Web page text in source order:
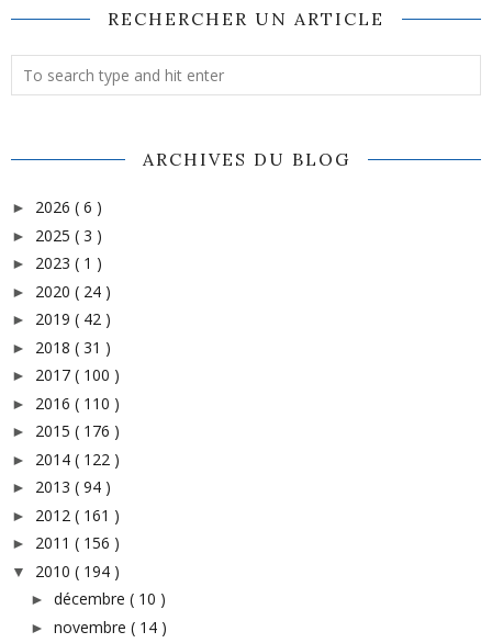
RECHERCHER UN ARTICLE
ARCHIVES DU BLOG
► 2026 ( 6 )
► 2025 ( 3 )
► 2023 ( 1 )
► 2020 ( 24 )
► 2019 ( 42 )
► 2018 ( 31 )
► 2017 ( 100 )
► 2016 ( 110 )
► 2015 ( 176 )
► 2014 ( 122 )
► 2013 ( 94 )
► 2012 ( 161 )
► 2011 ( 156 )
▼ 2010 ( 194 )
► décembre ( 10 )
► novembre ( 14 )